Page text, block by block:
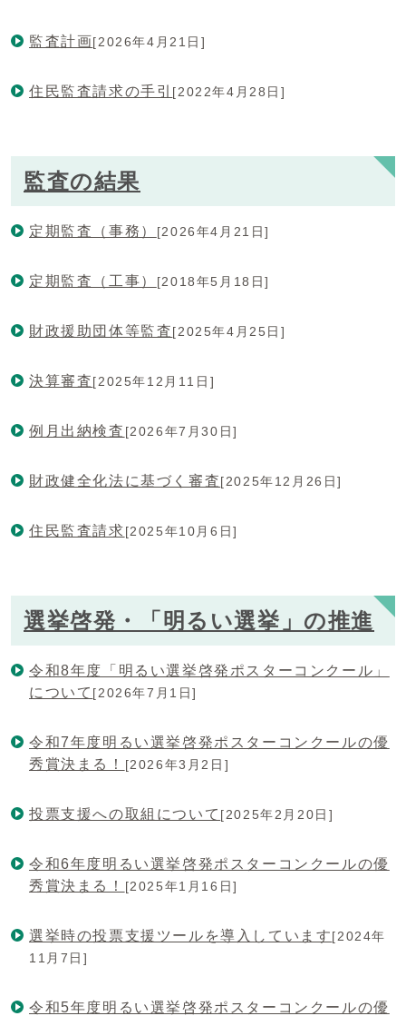
監査計画[2026年4月21日]
住民監査請求の手引 [2022年4月28日]
監査の結果
定期監査（事務） [2026年4月21日]
定期監査（工事） [2018年5月18日]
財政援助団体等監査[2025年4月25日]
決算審査[2025年12月11日]
例月出納検査 [2026年7月30日]
財政健全化法に基づく審査[2025年12月26日]
住民監査請求[2025年10月6日]
選挙啓発・「明るい選挙」の推進
令和8年度「明るい選挙啓発ポスターコンクール」
について [2026年7月1日]
令和7年度明るい選挙啓発ポスターコンクールの優
秀賞決まる！
[2026年3月2日]
投票支援への取組について [2025年2月20日]
令和6年度明るい選挙啓発ポスターコンクールの優
秀賞決まる！
[2025年1月16日]
選挙時の投票支援ツールを導入しています[2024年
11月7日]
令和5年度明るい選挙啓発ポスターコンクールの優